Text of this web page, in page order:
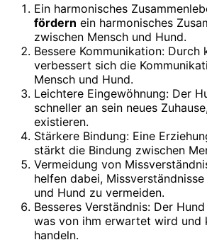
Ein harmonisches
fördern ein harmonisches
zwischen Mensch und Hund.
Bessere Kommunikation: Durch
verbessert sich die
Mensch und Hund.
Leichtere Eingewöhnung: Der
schneller an sein neues
existieren.
Stärkere Bindung: Eine
stärkt die Bindung zwischen
Vermeidung von
helfen dabei,
und Hund zu vermeiden.
Besseres Verständnis: Der
was von ihm erwartet wird und
handeln.